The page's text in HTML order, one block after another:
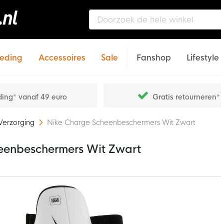
Accessoires Sale Fanshop Lifestyle
vanaf 49 euro Gratis
Nike Charge Scheenbeschermers Wit Zwart
Wit Zwart